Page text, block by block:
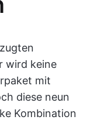
wird keine
mit
diese neun
Kombination